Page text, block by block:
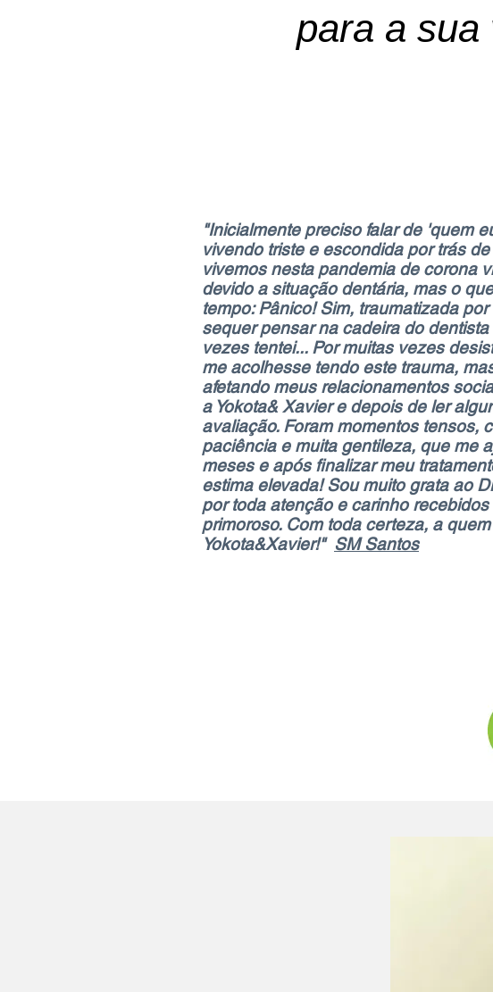
para a sua
"Inicialmente preciso falar de 'quem
vivendo triste e escondida por trás
vivemos nesta pandemia de corona
devido a situação dentária, mas o
tempo: Pânico! Sim, traumatizada
sequer pensar na cadeira do
vezes tentei... Por muitas vezes
me acolhesse tendo este trauma,
afetando meus relacionamentos
a Yokota& Xavier e depois de ler
avaliação. Foram momentos tensos,
paciência e muita gentileza, que me
meses e após finalizar meu
estima elevada! Sou muito grata ao
por toda atenção e carinho
primoroso. Com toda certeza, a
Yokota&Xavier!" SM Santos